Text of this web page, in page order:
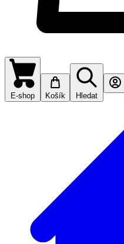
E-shop Košík Hledat